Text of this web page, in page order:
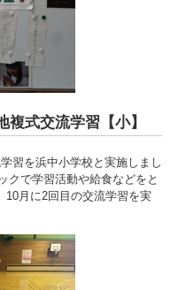
式交流学習【小】
習を浜中小学校と実施しまし
クで学習活動や給食などをと
10月に2回目の交流学習を実